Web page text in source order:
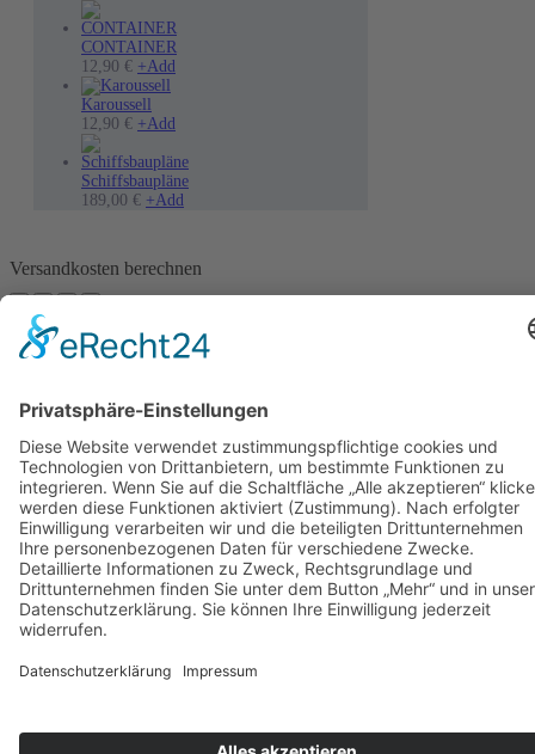
Optionen
können
weist
mehrere
auf
der
Produktseite
CONTAINER
12,90 € +Add
Karoussell
12,90 € +Add
Schiffsbaupläne
189,00 € +Add
Versandkosten berechnen